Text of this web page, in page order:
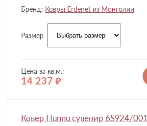
Бренд: Ковры Erdenet из Монголии
Размер
Цена за кв.м.:
14 237 руб.
Ковер Hunnu сувенир 6S924/001